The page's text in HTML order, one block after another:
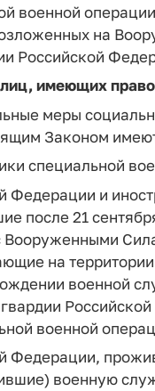
военной
на
Российской
имеющих
меры
Законом
специальной
Федерации и
после 21
Вооруженными
на
военной
военной
Федерации,
военную